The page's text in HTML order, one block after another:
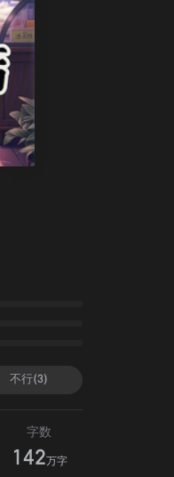
不行(3)
字数
142万字